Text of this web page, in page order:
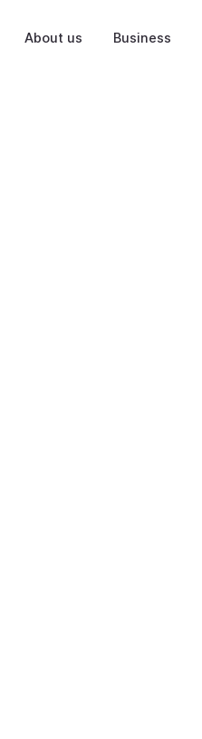
About us Business